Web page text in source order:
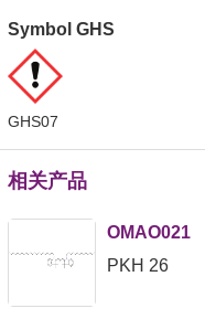
Symbol GHS
GHS07
相关产品
OMAO021
PKH 26